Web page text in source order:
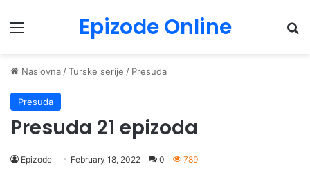
Menu Epizode Online
Naslovna /Turske serije / Presuda
Presuda
Presuda 21 epizoda
Epizode February 18, 2022 0 789